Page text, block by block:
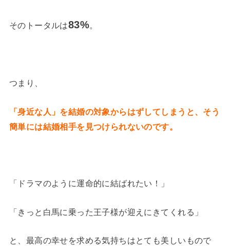
そのトータルは83%
つまり、
「身近な人」を結婚の対象からはずしてしまうと、そう
簡単には結婚相手を見つけられないのです。
「ドラマのように運命的に結ばれたい！」
「きっと白馬に乗った王子様が迎えにきてくれる」
と、最高の幸せを求める気持ちはとても美しいもので